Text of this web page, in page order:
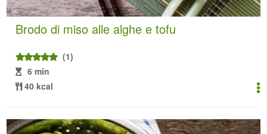
Brodo di miso alle alghe e tofu
(1)
6 min
40 kcal